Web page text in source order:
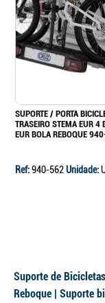
SUPORTE / PORTA
TRASEIRO STEMA EUR 4
EUR BOLA REBOQUE
Ref:940-562Unidade:
Suporte de
Reboque | Suporte